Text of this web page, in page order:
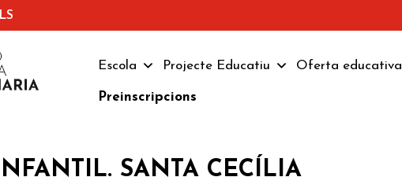
Escola Projecte Educatiu Oferta educativa
Preinscripcions
SANTA CECÍLIA